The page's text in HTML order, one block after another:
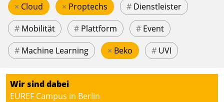
× Cloud × Proptechs # Dienstleister
# Mobilität # Plattform # Event
# Machine Learning × Beko # UVI
Wir sind dabei
EUREF Campus in Berlin